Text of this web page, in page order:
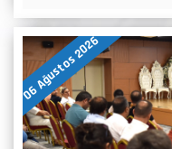
06 Ağustos 2026